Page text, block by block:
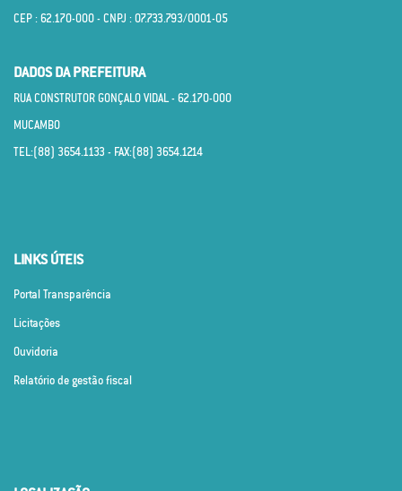
CEP : 62.170­-000 - CNPJ : 07.733.793/0001­-05
DADOS DA PREFEITURA
RUA CONSTRUTOR GONÇALO VIDAL - 62.170­-000
MUCAMBO
TEL:(88) 3654.1133 - FAX:(88) 3654.1214
LINKS ÚTEIS
Portal Transparência
Licitações
Ouvidoria
Relatório de gestão fiscal